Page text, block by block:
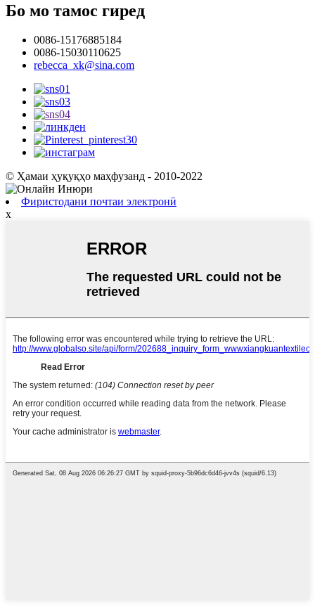
Бо мо тамос гиред
0086-15176885184
0086-15030110625
rebecca_xk@sina.com
© Ҳамаи ҳуқуқҳо маҳфузанд - 2010-2022
Фиристодани почтаи электронӣ
x